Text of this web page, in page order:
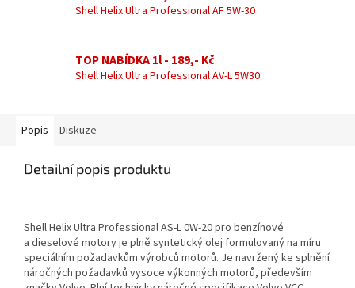
Shell Helix Ultra Professional AF 5W-30
TOP NABÍDKA 1l - 189,- Kč
Shell Helix Ultra Professional AV-L 5W30
Popis Diskuze
Detailní popis produktu
Shell Helix Ultra Professional AS-L 0W-20 pro benzínové
a dieselové motory je plně syntetický olej formulovaný na míru
speciálním požadavkům výrobců motorů. Je navržený ke splnění
náročných požadavků vysoce výkonných motorů, především